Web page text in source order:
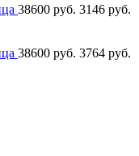
38600 руб. 3146 руб.
38600 руб. 3764 руб.